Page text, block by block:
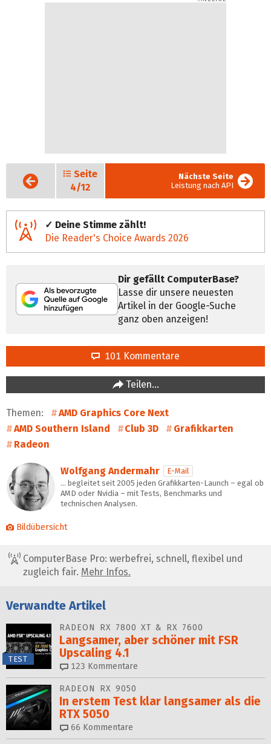
Vorige
Seite
Seite
4/12
Nächste Seite
Leistung nach API
✓ Deine Stimme zählt!
Die Reader's Choice Awards 2026
Dir gefällt ComputerBase?
Lasse dir unsere neuesten
Artikel in der Google-Suche
ganz oben anzeigen!
101 Kommentare
Teilen…
Themen:
AMD Graphics Core Next
AMD Southern Island
Club 3D
Grafikkarten
Radeon
Wolfgang Andermahr
E-Mail
… begleitet seit 2005 jeden Grafikkarten-Launch – egal ob
AMD oder Nvidia – mit Tests, Benchmarks und
technischen Analysen.
Bildübersicht
ComputerBase Pro: werbefrei, schnell, flexibel und
zugleich fair. Mehr Infos.
Verwandte Artikel
TEST
RADEON RX 7800 XT & RX 7600
Langsamer, aber schöner mit FSR
Upscaling 4.1
123 Kommentare
RADEON RX 9050
In erstem Test klar langsamer als die
RTX 5050
66 Kommentare